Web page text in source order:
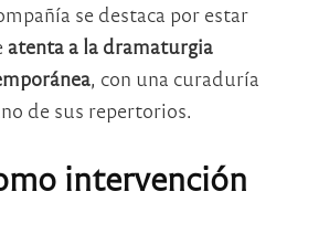
se destaca por estar
atenta a la dramaturgia
, con una curaduría
de sus repertorios.
intervención